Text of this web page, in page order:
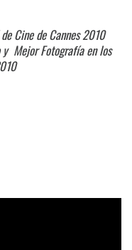
Cine de Cannes 2010
Mejor Fotografía en los